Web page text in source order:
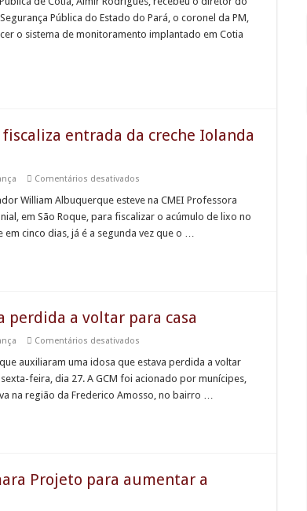
de Municipal de Jandira retornam em Agosto
acolhimento e orientação às futuras mamães em Carapicuíba
Pública
do
Pará
Pública do Estado do Pará, o coronel da PM,
o sistema de monitoramento implantado em Cotia
entrada da creche Iolanda
Comentários desativados
William
fiscaliza
entrada
da
William Albuquerque esteve na CMEI Professora
em São Roque, para fiscalizar o acúmulo de lixo no
cinco dias, já é a segunda vez que o …
perdida a voltar para casa
Comentários desativados
de
Roque
auxilia
idosa
auxiliaram uma idosa que estava perdida a voltar
feira, dia 27. A GCM foi acionado por munícipes,
na região da Frederico Amosso, no bairro …
Projeto para aumentar a